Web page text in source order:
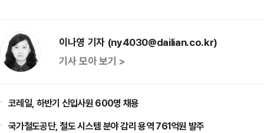
이나영 기자 (ny4030@dailian.co.kr)
기사 모아 보기 >
코레일, 하반기 신입사원 600명 채용
국가철도공단, 철도 시스템 분야 감리 용역 761억원 발주